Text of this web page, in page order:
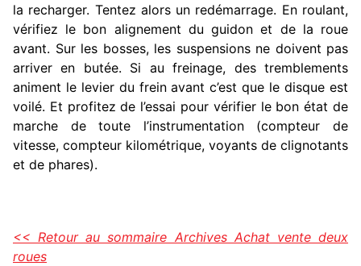
la recharger. Tentez alors un redémarrage. En roulant,
vérifiez le bon alignement du guidon et de la roue
avant. Sur les bosses, les suspensions ne doivent pas
arriver en butée. Si au freinage, des tremblements
animent le levier du frein avant c’est que le disque est
voilé. Et profitez de l’essai pour vérifier le bon état de
marche de toute l’instrumentation (compteur de
vitesse, compteur kilométrique, voyants de clignotants
et de phares).
<< Retour au sommaire Archives Achat vente deux
roues